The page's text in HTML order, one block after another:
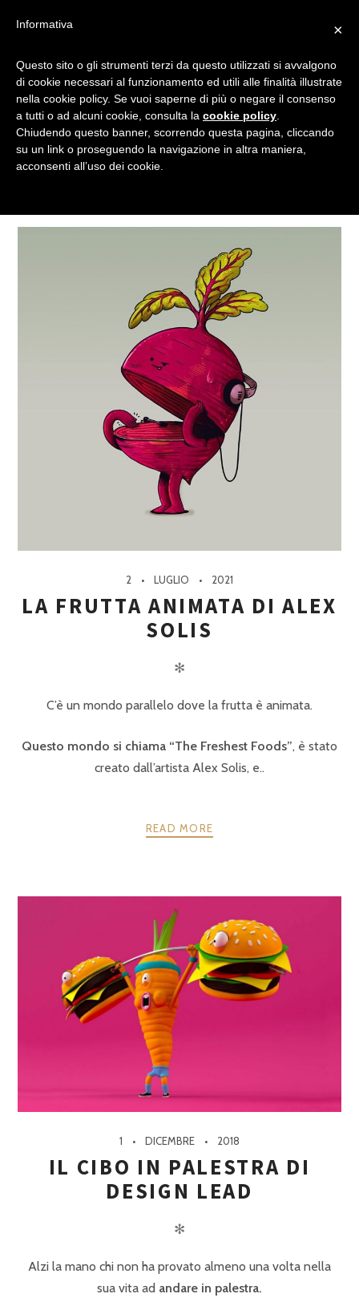
VEGETALI
Tagged
2 LUGLIO 2021
LA FRUTTA ANIMATA DI ALEX
SOLIS
✻
C’è un mondo parallelo dove la frutta è animata.
Questo mondo si chiama “The Freshest Foods”, è stato
creato dall’artista Alex Solis, e..
READ MORE
1 DICEMBRE 2018
IL CIBO IN PALESTRA DI
DESIGN LEAD
✻
Alzi la mano chi non ha provato almeno una volta nella
sua vita ad andare in palestra.
×
Informativa
Questo sito o gli strumenti terzi da questo utilizzati si avvalgono
di cookie necessari al funzionamento ed utili alle finalità illustrate
nella cookie policy. Se vuoi saperne di più o negare il consenso
a tutti o ad alcuni cookie, consulta la cookie policy
Chiudendo questo banner, scorrendo questa pagina, cliccando
su un link o proseguendo la navigazione in altra maniera,
acconsenti all’uso dei cookie.